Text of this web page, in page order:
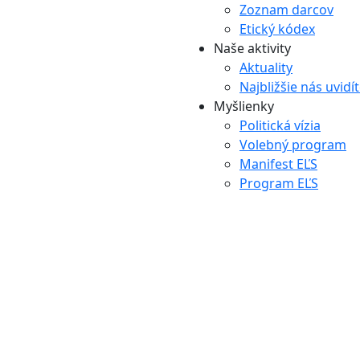
Zoznam darcov
Etický kódex
Naše aktivity
Aktuality
Najbližšie nás
Myšlienky
Politická vízia
Volebný program
Manifest EĽS
Program EĽS